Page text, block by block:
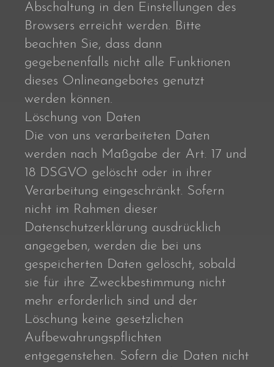
Abschaltung in den Einstellungen des
Browsers erreicht werden. Bitte
beachten Sie, dass dann
gegebenenfalls nicht alle Funktionen
dieses Onlineangebotes genutzt
werden können.
Löschung von Daten
Die von uns verarbeiteten Daten
werden nach Maßgabe der Art. 17 und
18 DSGVO gelöscht oder in ihrer
Verarbeitung eingeschränkt. Sofern
nicht im Rahmen dieser
Datenschutzerklärung ausdrücklich
angegeben, werden die bei uns
gespeicherten Daten gelöscht, sobald
sie für ihre Zweckbestimmung nicht
mehr erforderlich sind und der
Löschung keine gesetzlichen
Aufbewahrungspflichten
entgegenstehen. Sofern die Daten nicht